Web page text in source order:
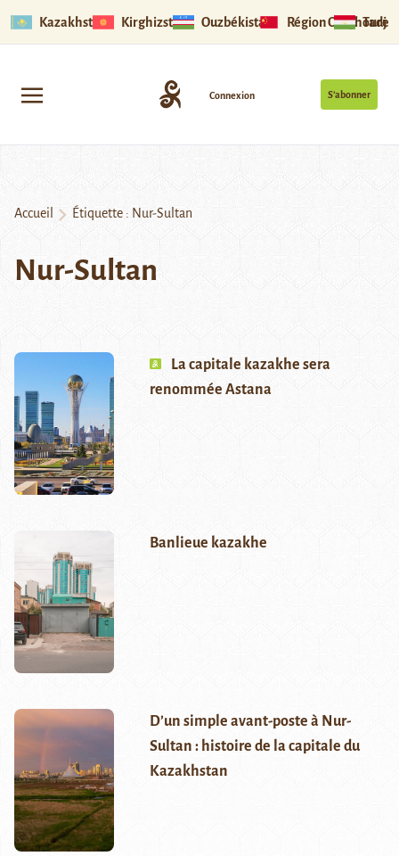
Kazakhstan Kirghizstan Ouzbékistan Région Ouïghoure
S’abonner
Connexion
Accueil Étiquette : Nur-Sultan
Nur-Sultan
La capitale kazakhe sera
renommée Astana
Banlieue kazakhe
D’un simple avant-poste à Nur-
Sultan : histoire de la capitale du
Kazakhstan